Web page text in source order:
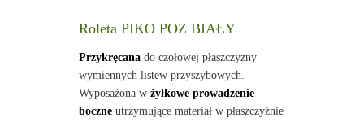
Roleta PIKO POZ BIAŁY
Przykręcanado czołowej płaszczyzny
wymiennych listew przyszybowych.
Wyposażona w żyłkowe prowadzenie
boczneutrzymujące materiał w płaszczyźnie